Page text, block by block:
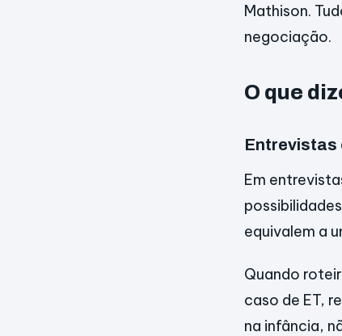
Mathison.
negociação.
O que
Entrevistas
Em
equivalem a
Quando
caso de ET,
na infância,